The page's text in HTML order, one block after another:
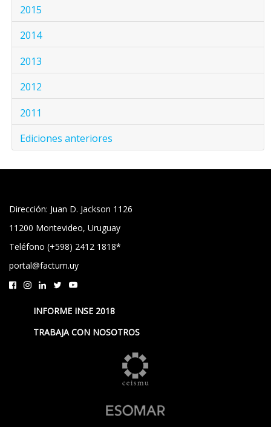
2015
2014
2013
2012
2011
Ediciones anteriores
Dirección: Juan D. Jackson 1126
11200 Montevideo, Uruguay
Teléfono (+598) 2412 1818*
portal@factum.uy
INFORME INSE 2018
TRABAJA CON NOSOTROS